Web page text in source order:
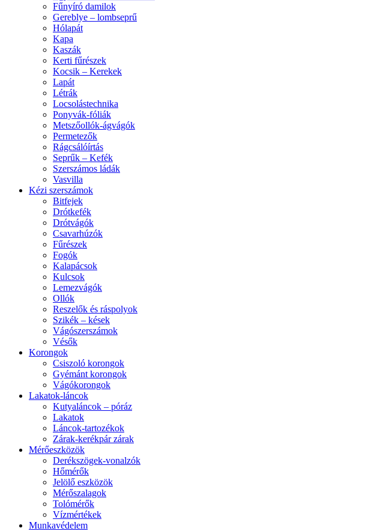
Fűnyíró damilok
Gereblye – lombseprű
Hólapát
Kapa
Kaszák
Kerti fűrészek
Kocsik – Kerekek
Lapát
Létrák
Locsolástechnika
Ponyvák-fóliák
Metszőollók-ágvágók
Permetezők
Rágcsálóírtás
Seprűk – Kefék
Szerszámos ládák
Vasvilla
Kézi szerszámok
Bitfejek
Drótkefék
Drótvágók
Csavarhúzók
Fűrészek
Fogók
Kalapácsok
Kulcsok
Lemezvágók
Ollók
Reszelők és ráspolyok
Szikék – kések
Vágószerszámok
Vésők
Korongok
Csiszoló korongok
Gyémánt korongok
Vágókorongok
Lakatok-láncok
Kutyaláncok – póráz
Lakatok
Láncok-tartozékok
Zárak-kerékpár zárak
Mérőeszközök
Derékszögek-vonalzók
Hőmérők
Jelölő eszközök
Mérőszalagok
Tolómérők
Vízmértékek
Munkavédelem